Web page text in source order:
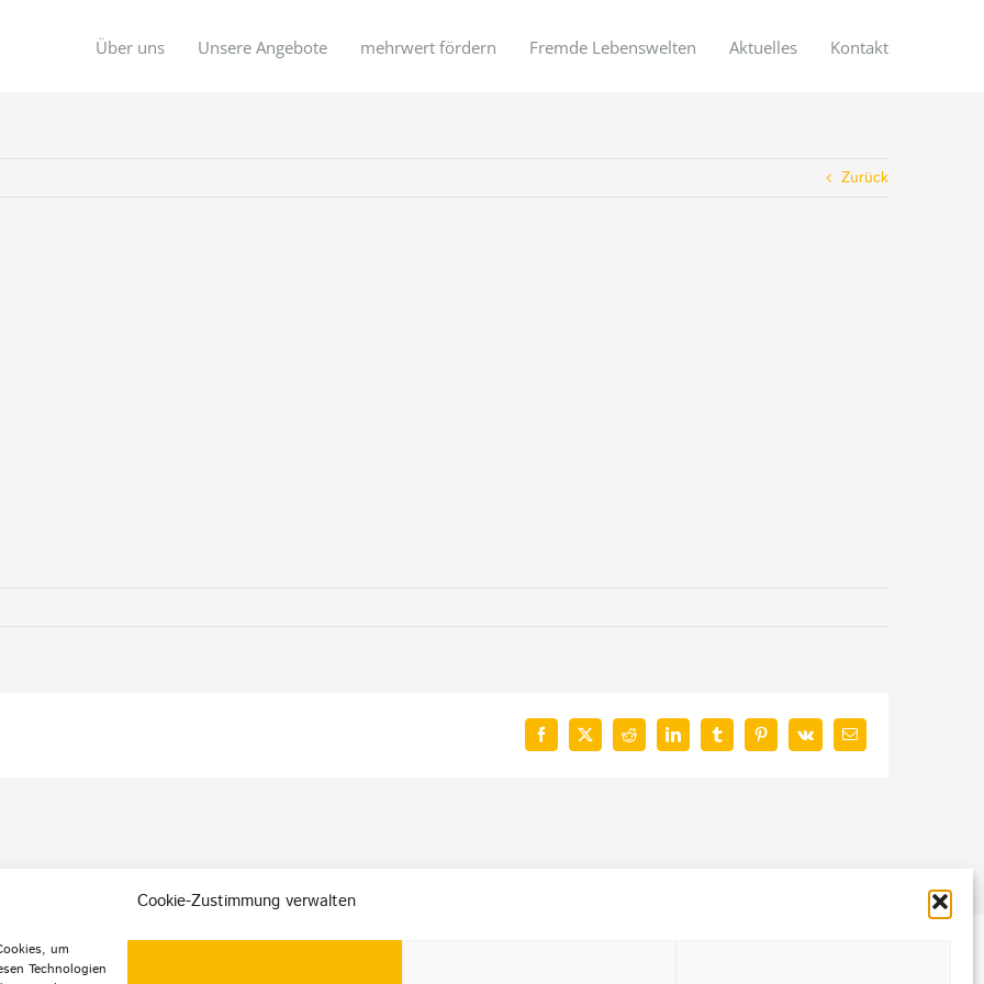
Cookie-Zustimmung verwalten
um
Technologien
Über uns Unsere Angebote mehrwert fördern Fremde Lebenswelten Aktuelles Kontakt
Zurück
Facebook
X Reddit LinkedInTumblrPinterest
Vk
E-
Mail